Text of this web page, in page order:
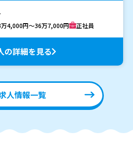
4,000円～36万7,000円 正社員
の詳細を見る
人情報一覧